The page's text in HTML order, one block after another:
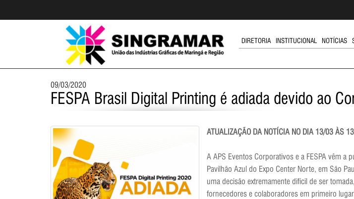
DIRETORIA INSTITUCIONAL NOTÍCIAS
09/03/2020
FESPA Brasil Digital Printing é adiada devido ao
ATUALIZAÇÃO DA NOTÍCIA NO DIA 13/03 ÀS
A APS Eventos Corporativos e a FESPA vêm a
Pavilhão Azul do Expo Center Norte, em São
uma decisão extremamente difícil de ser
fornecedores e colaboradores em primeiro